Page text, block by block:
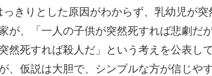
きりとした原因がわからず、乳幼児が突
が、「一人の子供が突然死すれば悲劇だ
然死すれば殺人だ」という考えを公表し
、仮説は大胆で、シンプルな方が信じやす